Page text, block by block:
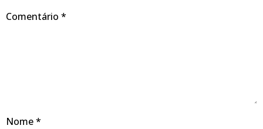
Comentário *
Nome*